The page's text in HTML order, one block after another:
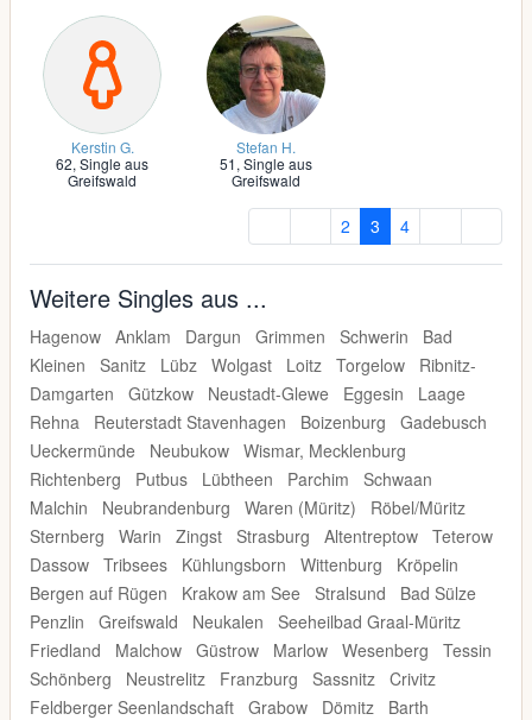
Kerstin G.
62, Single aus
Greifswald
Stefan H.
51, Single aus
Greifswald
2 3 4
Weitere Singles aus ...
Hagenow Anklam Dargun Grimmen Schwerin
Bad
Kleinen
Sanitz Lübz Wolgast Loitz Torgelow
Ribnitz-
Damgarten
Gützkow Neustadt-Glewe Eggesin
Laage
Rehna
Reuterstadt Stavenhagen Boizenburg
Gadebusch
Ueckermünde
Neubukow Wismar, Mecklenburg
Richtenberg
Putbus Lübtheen Parchim
Schwaan
Malchin
Neubrandenburg Waren (Müritz)
Röbel/Müritz
Sternberg
Warin Zingst Strasburg Altentreptow Teterow
Dassow Tribsees Kühlungsborn Wittenburg
Kröpelin
Bergen auf Rügen
Krakow am See Stralsund
Bad Sülze
Penzlin
Greifswald Neukalen
Seeheilbad Graal-Müritz
Friedland
Malchow Güstrow Marlow Wesenberg
Tessin
Schönberg
Neustrelitz Franzburg Sassnitz Crivitz
Feldberger Seenlandschaft Grabow Dömitz
Barth